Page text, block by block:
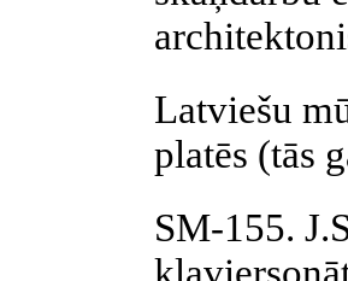
Latviešu
platēs (tās
SM-155.